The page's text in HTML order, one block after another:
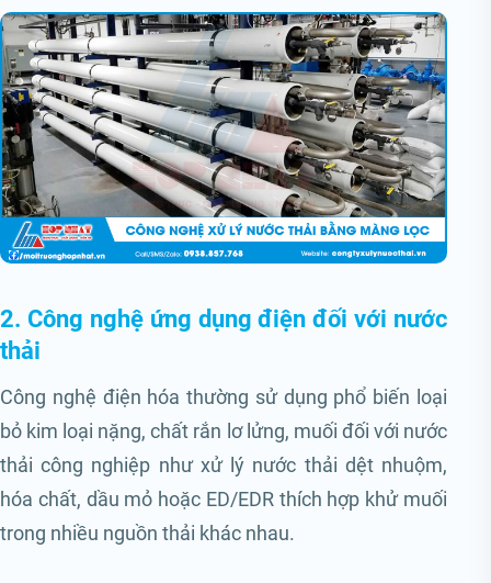
2. Công nghệ ứng dụng điện đối với nước
thải
Công nghệ điện hóa thường sử dụng phổ biến loại
bỏ kim loại nặng, chất rắn lơ lửng, muối đối với nước
thải công nghiệp như xử lý nước thải dệt nhuộm,
hóa chất, dầu mỏ hoặc ED/EDR thích hợp khử muối
trong nhiều nguồn thải khác nhau.